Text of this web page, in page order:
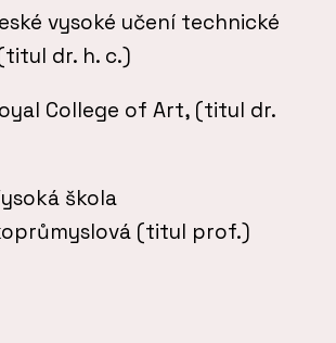
vysoké učení technické
dr. h. c.)
College of Art, (titul dr.
škola
(titul prof.)